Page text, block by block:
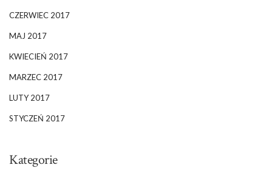
CZERWIEC 2017
MAJ 2017
KWIECIEŃ 2017
MARZEC 2017
LUTY 2017
STYCZEŃ 2017
Kategorie